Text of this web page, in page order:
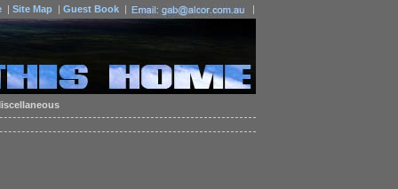
| Site Map | Guest Book | |